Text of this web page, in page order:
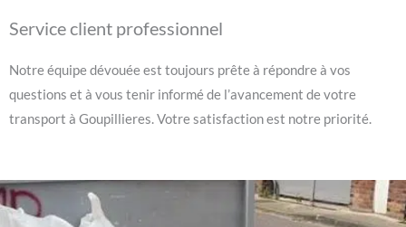
Service client professionnel
Notre équipe dévouée est toujours prête à répondre à vos
questions et à vous tenir informé de l’avancement de votre
transport à Goupillieres. Votre satisfaction est notre priorité.